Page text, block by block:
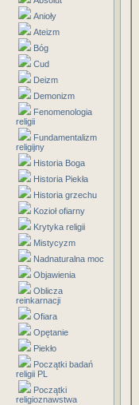
Anioły
Ateizm
Bóg
Cud
Deizm
Demonizm
Fenomenologia
religii
Fundamentalizm
religijny
Historia Boga
Historia Piekła
Historia grzechu
Kozioł ofiarny
Krytyka religii
Mistycyzm
Nadnaturalna moc
Objawienia
Oblicza
reinkarnacji
Ofiara
Opętanie
Piekło
Początki badań
religii PL
Początki
religioznawstwa